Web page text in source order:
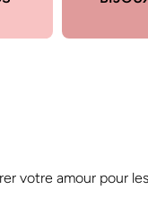
votre amour pour